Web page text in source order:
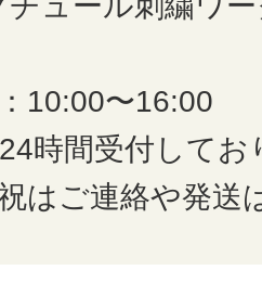
10:00〜16:00
時間受付してお
はご連絡や発送